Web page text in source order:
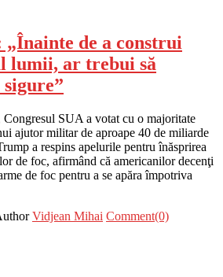
de a construi
lumii, ar trebui să
SUA a votat cu o majoritate
ajutor militar de aproape 40 de miliarde
a respins apelurile pentru înăsprirea
de foc, afirmând că americanilor decenţi
de foc pentru a se apăra împotriva
Vidjean Mihai Comment(0)